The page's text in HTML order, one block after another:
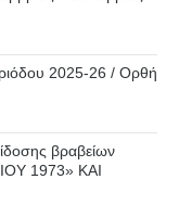
2025-26 / Ορθή
βραβείων
1973» ΚΑΙ